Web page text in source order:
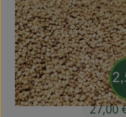
Ökokisten
Obst & Gemüse
Kühltheke
Backwaren
Haltbares
27,00